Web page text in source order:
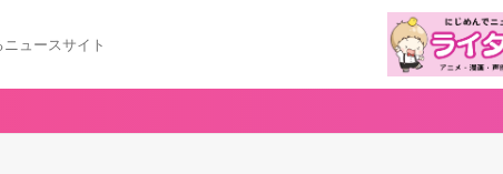
ュースサイト